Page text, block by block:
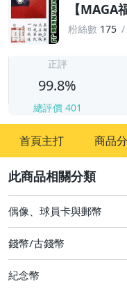
【MAGA
粉絲數 175
正評
99.8%
總評價 401
首頁主打 商品
圖書/影音/文具
美容保養與彩妝
偶像、球員卡與郵幣
錢幣/古錢幣
紀念幣